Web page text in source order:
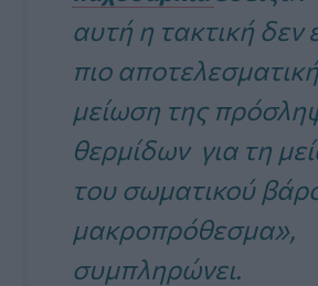
αυτή η τακτική δεν
πιο
μείωση της
θερμίδων για τη
του σωματικού
μακροπρόθεσμα»,
συμπληρώνει.